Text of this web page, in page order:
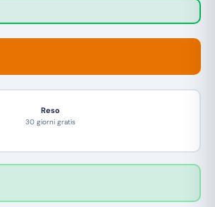
Reso
30 giorni gratis